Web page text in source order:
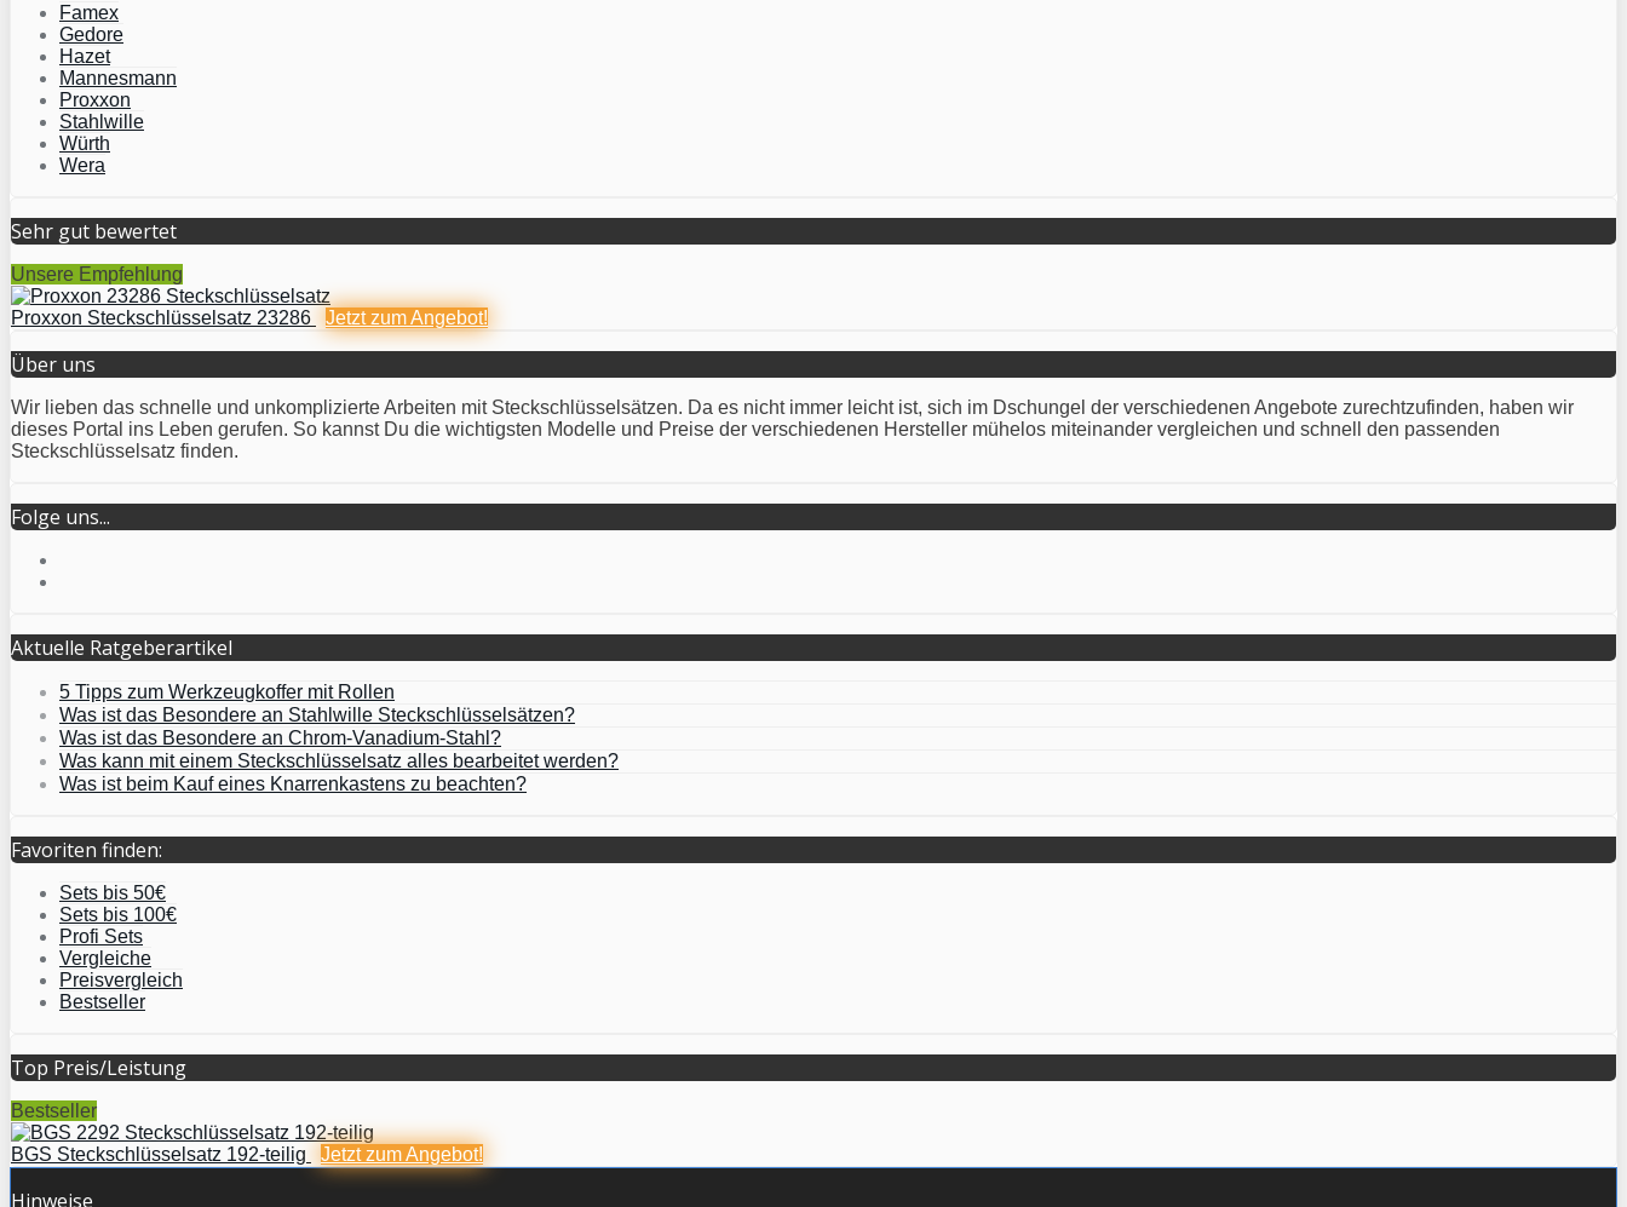
Famex
Gedore
Hazet
Mannesmann
Proxxon
Stahlwille
Würth
Wera
Sehr gut bewertet
Unsere Empfehlung
Proxxon Steckschlüsselsatz 23286 Jetzt zumAngebot!
Über uns
Wir lieben das schnelle und unkomplizierte Arbeiten mit Steckschlüsselsätzen. Da es nicht immer leicht ist, sich im Dschungel der verschiedenen Angebote zurechtzufinden, haben wir
dieses Portal ins Leben gerufen. So kannst Du die wichtigsten Modelle und Preise der verschiedenen Hersteller mühelos miteinander vergleichen und schnell den passenden
Steckschlüsselsatz finden.
Folge uns...
Aktuelle Ratgeberartikel
5 Tipps zum Werkzeugkoffer mit Rollen
Was ist das Besondere an Stahlwille Steckschlüsselsätzen?
Was ist das Besondere an Chrom-Vanadium-Stahl?
Was kann mit einem Steckschlüsselsatz alles bearbeitet werden?
Was ist beim Kauf eines Knarrenkastens zu beachten?
Favoriten finden:
Sets bis 50€
Sets bis 100€
Profi Sets
Vergleiche
Preisvergleich
Bestseller
Top Preis/Leistung
Bestseller
BGS Steckschlüsselsatz 192-teilig Jetzt zumAngebot!
Hinweise